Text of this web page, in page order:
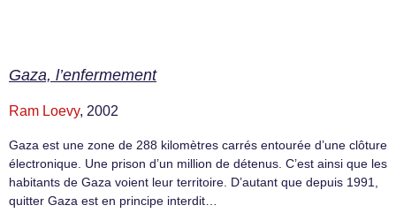
Gaza, l’enfermement
Ram Loevy, 2002
Gaza est une zone de 288 kilomètres carrés entourée d’une clôture
électronique. Une prison d’un million de détenus. C’est ainsi que les
habitants de Gaza voient leur territoire. D’autant que depuis 1991,
quitter Gaza est en principe interdit…